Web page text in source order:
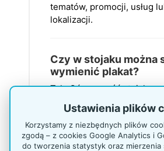
tematów, promocji, usług
lokalizacji.
Czy w stojaku można
wymienić plakat?
Tak. Górna część stojaka
OWZ na plakat A2 poziomo,
system „otwórz, włóż,
sprawia, że wymiana
bezproblemowa.
Ustawienia plików
Korzystamy z niezbędnych plików
zgodą – z cookies Google Analytics i
do tworzenia statystyk oraz mierzenia